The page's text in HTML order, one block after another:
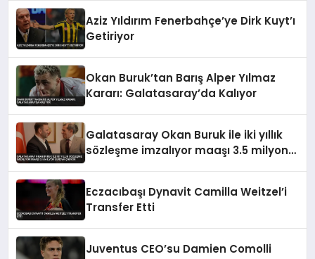
Aziz Yıldırım Fenerbahçe’ye Dirk Kuyt’ı
Getiriyor
Okan Buruk’tan Barış Alper Yılmaz
Kararı: Galatasaray’da Kalıyor
Galatasaray Okan Buruk ile iki yıllık
sözleşme imzalıyor maaşı 3.5 milyon
Eczacıbaşı Dynavit Camilla Weitzel’i
Transfer Etti
Juventus CEO’su Damien Comolli